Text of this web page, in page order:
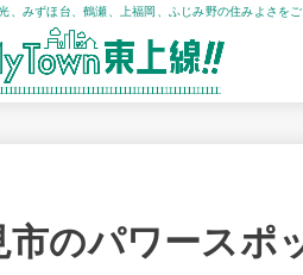
、みずほ台、鶴瀬、上福岡、ふじみ野の住みよさを
市のパワースポ